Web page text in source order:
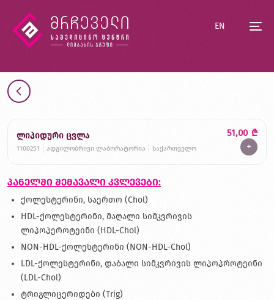
EN
ლიპიდური ცვლა
1100251 ადგილობრივი ლაბორატორია საქართველო
51,00 ₾
+
პანელში შემავალი კვლევები:
ქოლესტერინი, საერთო (Chol)
HDL-ქოლესტერინი, მაღალი სიმკვრივის
ლიპოპეროტეინი (HDL-Chol)
NON-HDL-ქოლესტერინი (NON-HDL-Chol)
LDL-ქოლესტერინი, დაბალი სიმკვრივის ლიპოპროტეინი
(LDL-Chol)
ტრიგლიცერიდები (Trig)